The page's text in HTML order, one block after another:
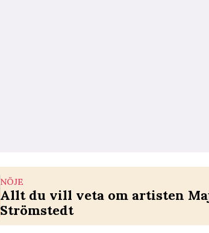
NÖJE
Allt du vill veta om artisten
Strömstedt